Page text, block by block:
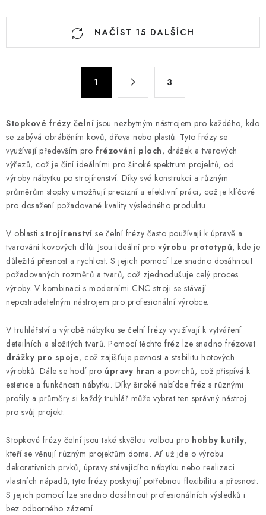
O
c
í
p
r
v
k
y
ý
p
i
s
u
NAČÍST 15 DALŠÍCH
á
n
k
o
v
á
n
í
1 3
Stopkové frézy čelní jsou nezbytným nástrojem pro každého, kdo
se zabývá obráběním kovů, dřeva nebo plastů. Tyto frézy se
využívají především pro frézování ploch, drážek a tvarových
výřezů, což je činí ideálními pro široké spektrum projektů, od
výroby nábytku po strojírenství. Díky své konstrukci a různým
průměrům stopky umožňují precizní a efektivní práci, což je klíčové
pro dosažení požadované kvality výsledného produktu.
V oblasti strojírenství se čelní frézy často používají k úpravě a
tvarování kovových dílů. Jsou ideální pro výrobu prototypů, kde je
důležitá přesnost a rychlost. S jejich pomocí lze snadno dosáhnout
požadovaných rozměrů a tvarů, což zjednodušuje celý proces
výroby. V kombinaci s moderními CNC stroji se stávají
nepostradatelným nástrojem pro profesionální výrobce.
V truhlářství a výrobě nábytku se čelní frézy využívají k vytváření
detailních a složitých tvarů. Pomocí těchto fréz lze snadno frézovat
drážky pro spoje, což zajišťuje pevnost a stabilitu hotových
výrobků. Dále se hodí pro úpravy hran a povrchů, což přispívá k
estetice a funkčnosti nábytku. Díky široké nabídce fréz s různými
profily a průměry si každý truhlář může vybrat ten správný nástroj
pro svůj projekt.
Stopkové frézy čelní jsou také skvělou volbou pro hobby kutily,
kteří se věnují různým projektům doma. Ať už jde o výrobu
dekorativních prvků, úpravy stávajícího nábytku nebo realizaci
vlastních nápadů, tyto frézy poskytují potřebnou flexibilitu a přesnost.
S jejich pomocí lze snadno dosáhnout profesionálních výsledků i
bez odborného zázemí.